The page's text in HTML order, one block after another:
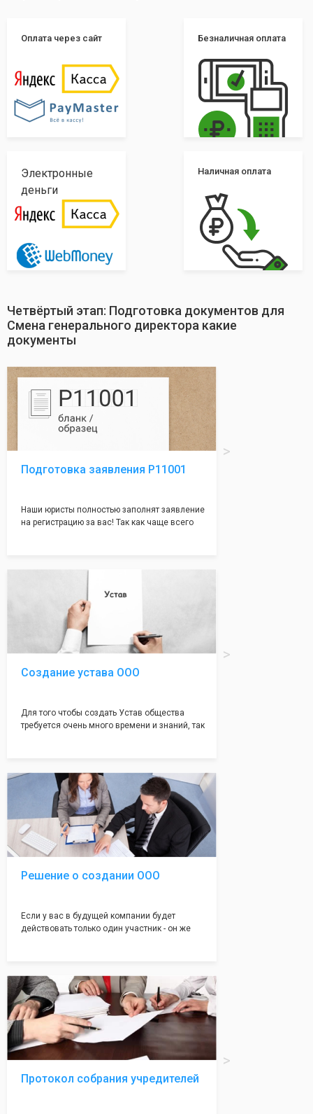
Оплата через сайт Безналичная оплата
Электронные
деньги
Наличная оплата
Четвёртый этап: Подготовка документов для
Смена генерального директора какие
документы
Подготовка заявления Р11001
Наши юристы полностью заполнят заявление
на регистрацию за вас! Так как чаще всего
большая часть отказов - наши юристы с
оформление самого сложного документа на
себя! Многолетний опыт работы наших
юристов позволяет оформлять заявление без
ошибок, тем самым гарантируя вам
успешную регистрацию в налоговой
Создание устава ООО
Для того чтобы создать Устав общества
требуется очень много времени и знаний, так
Наша компания предоставит вам свой
уникальный Устав Общества, который
подойдет для любой компании. Устав,
сделанный нашими профессиональными
юристами, успешно проходит регистрацию в
налоговой инспекции!
Решение о создании ООО
Если у вас в будущей компании будет
действовать только один участник - он же
грамотно составят данное заявление, а Вам
нужно будет только поставить подпись на
нём!
Протокол собрания учредителей